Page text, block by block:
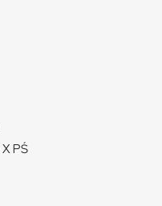
XPŚ